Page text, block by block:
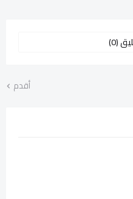
(0)
أقدم